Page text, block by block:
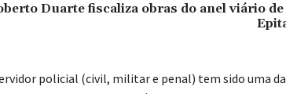
Duarte fiscaliza obras do anel viário
policial (civil, militar e penal) tem sido uma